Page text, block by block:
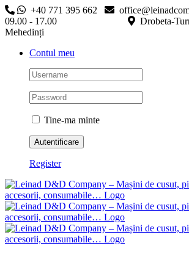
Skip
to
content
+40 771 395 662
09.00 - 17.00
Drobeta-
Mehedinți
Contul meu
Tine-ma minte
Register